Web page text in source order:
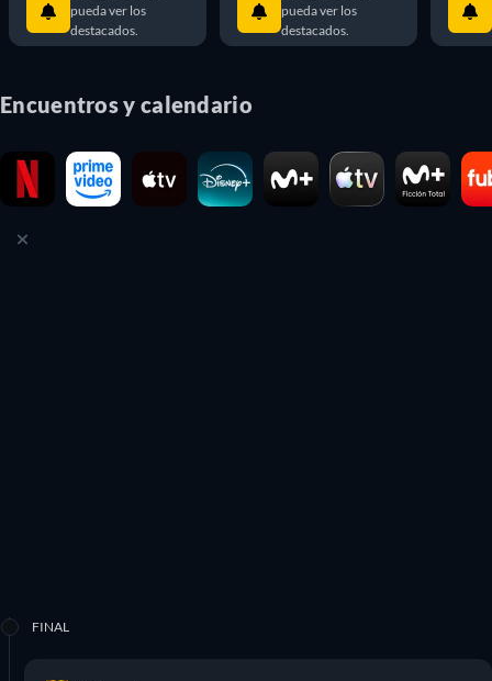
pueda ver los
destacados.
pueda ver los
destacados.
Encuentros y calendario
FINAL